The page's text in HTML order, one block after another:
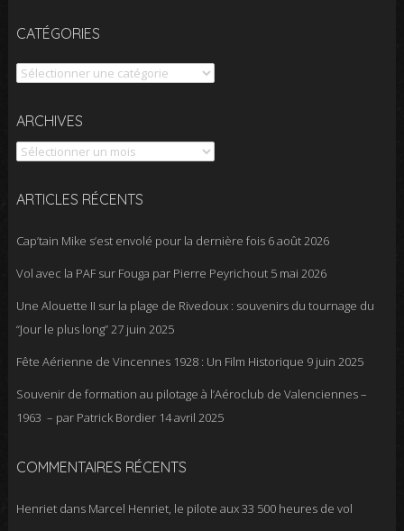
CATÉGORIES
Catégories
ARCHIVES
Archives
ARTICLES RÉCENTS
Cap’tain Mike s’est envolé pour la dernière fois 6 août 2026
Vol avec la PAF sur Fouga par Pierre Peyrichout 5 mai 2026
Une Alouette II sur la plage de Rivedoux : souvenirs du tournage du
“Jour le plus long”27 juin 2025
Fête Aérienne de Vincennes 1928 : Un Film Historique 9 juin 2025
Souvenir de formation au pilotage à l’Aéroclub de Valenciennes –
1963 – par Patrick Bordier 14 avril 2025
COMMENTAIRES RÉCENTS
Henrietdans Marcel Henriet, le pilote aux 33 500 heures de vol